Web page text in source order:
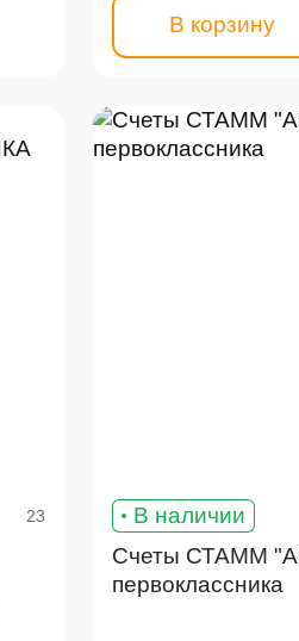
В корзину
23 В наличии
Счеты СТАММ
первоклассника